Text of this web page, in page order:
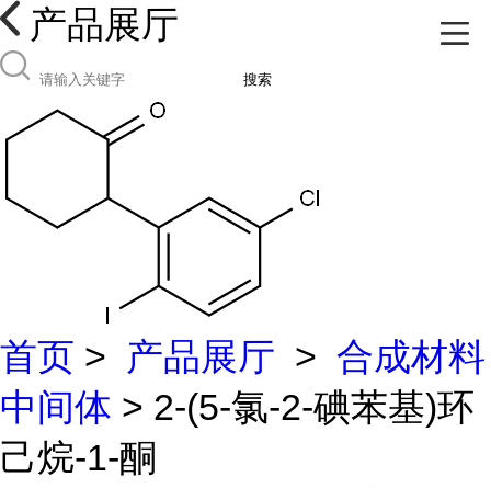
产品展厅
搜索
首页 > 产品展厅 > 合成材料
中间体 > 2-(5-氯-2-碘苯基)环
己烷-1-酮